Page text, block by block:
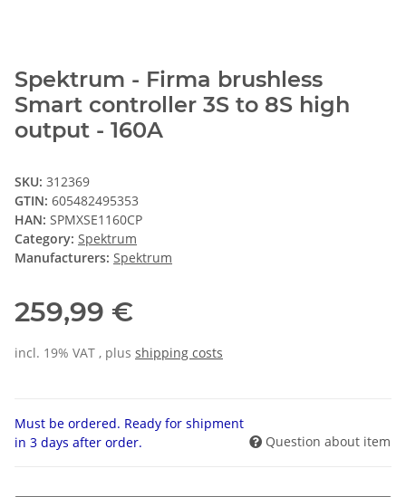
Spektrum - Firma brushless
Smart controller 3S to 8S high
output - 160A
SKU: 312369
GTIN: 605482495353
HAN: SPMXSE1160CP
Category: Spektrum
Manufacturers: Spektrum
259,99 €
incl. 19% VAT , plus shipping costs
Must be ordered. Ready for shipment
in 3 days after order.
Question about item